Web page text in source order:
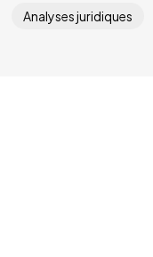
Analyses juridiques